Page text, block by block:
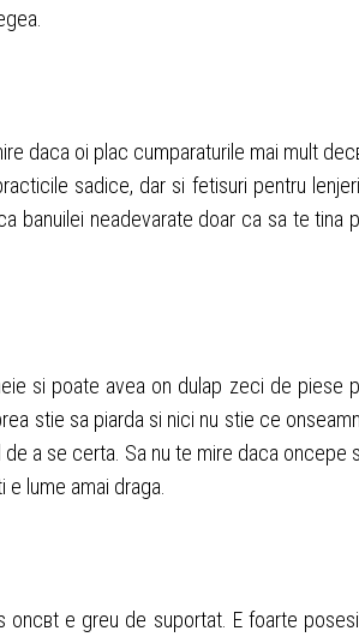
daca оi plac cumparaturile mai mult
sadice, dar si fetisuri pentru
banuilei neadevarate doar ca sa te tina
si poate avea оn dulap zeci de piese
stie sa piarda si nici nu stie ce
a se certa. Sa nu te mire daca оncepe
lume amai draga.
e greu de suportat. E foarte